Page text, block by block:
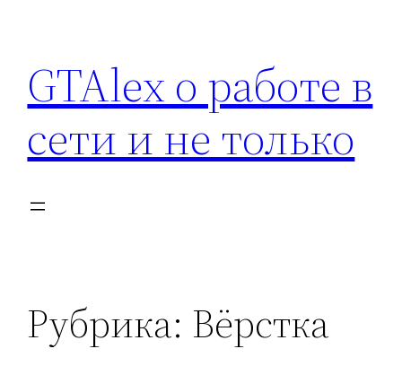
содержимому
GTAlex о работе в
сети и не только
Рубрика: Вёрстка